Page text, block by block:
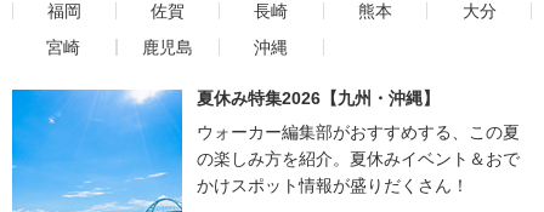
福岡
佐賀 長崎 熊本
大分
宮崎
鹿児島 沖縄
夏休み特集2026【九州・沖縄】
ウォーカー編集部がおすすめする、この夏
の楽しみ方を紹介。夏休みイベント＆おで
かけスポット情報が盛りだくさん！